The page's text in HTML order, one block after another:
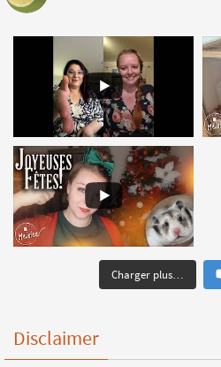
Charger plus…
Disclaimer